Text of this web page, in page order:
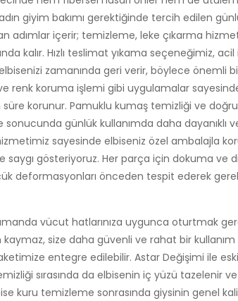
giyim bakımı gerektiğinde tercih edilen
adımlar içerir; temizleme, leke çıkarma
kalır. Hızlı teslimat yıkama seçeneğimiz, acil
zamanında geri verir, böylece önemli
renk koruma işlemi gibi uygulamalar
korunur. Pamuklu kumaş temizliği ve
günlük kullanımda daha dayanıklı
sayesinde elbiseniz özel ambalajla
gösteriyoruz. Her parça için dokuma ve
deformasyonları önceden tespit ederek
vücut hatlarınıza uygunca oturtmak
kaymaz, size daha güvenli ve rahat bir
entegre edilebilir. Astar Değişimi ile
sırasında da elbisenin iç yüzü tazelenir
kuru temizleme sonrasında giysinin genel